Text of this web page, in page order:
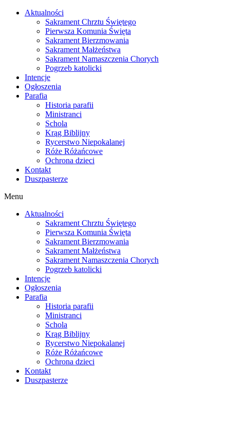
Skip
Aktualności
Sakrament Chrztu Świętego
Pierwsza Komunia Święta
Sakrament Bierzmowania
Sakrament Małżeństwa
Sakrament Namaszczenia Chorych
Pogrzeb katolicki
Intencje
Ogłoszenia
Parafia
Historia parafii
Ministranci
Schola
Krąg Biblijny
Rycerstwo Niepokalanej
Róże Różańcowe
Ochrona dzieci
Kontakt
Duszpasterze
Menu
Aktualności
Sakrament Chrztu Świętego
Pierwsza Komunia Święta
Sakrament Bierzmowania
Sakrament Małżeństwa
Sakrament Namaszczenia Chorych
Pogrzeb katolicki
Intencje
Ogłoszenia
Parafia
Historia parafii
Ministranci
Schola
Krąg Biblijny
Rycerstwo Niepokalanej
Róże Różańcowe
Ochrona dzieci
Kontakt
Duszpasterze